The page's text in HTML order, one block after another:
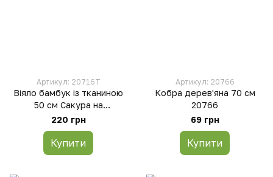
Артикул: 20716T
Віяло бамбук із тканиною
50 см Сакура на
блакитному тлі 20716T
220 грн
Купити
Артикул: 20766
Кобра дерев'яна 70 см
20766
69 грн
Купити